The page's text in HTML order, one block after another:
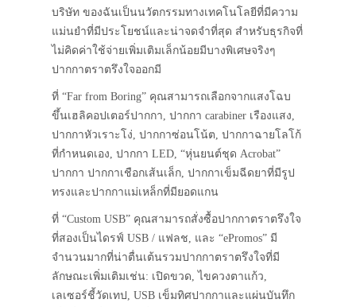
บริษัท ของฉันเป็นนวัตกรรมทางเทคโนโลยีที่มีความ
แม่นยำที่มีประโยชน์และน่าจดจำที่สุด สำหรับธุรกิจที่
ไม่คิดค่าใช้จ่ายเพิ่มเติมเล็กน้อยมีบางพิเศษจริงๆ
ปากกาตราตรึงใจออกมี
ที่ “Far from Boring” คุณสามารถเลือกจากแสงโฉบ
ขึ้นเฮลิคอปเตอร์ปากกา, ปากกา carabiner เรืองแสง,
ปากกาหัวเราะโง่, ปากกาซ่อนโน้ต, ปากกาฉายโลโก้
ที่กำหนดเอง, ปากกา LED, “หุ่นยนต์ชุด Acrobat”
ปากกา ปากกาเชือกเส้นเล็ก, ปากกาเข็มฉีดยาที่มีรูป
ทรงและปากกาแม่เหล็กที่มียอดแกน
ที่ “Custom USB” คุณสามารถสั่งซื้อปากกาตราตรึงใจ
ที่สองเป็นไดรฟ์ USB / แฟลช, และ “ePromos” มี
จำนวนมากที่น่าตื่นเต้นรวมปากกาตราตรึงใจที่มี
ลักษณะเพิ่มเติมเช่น: เปิดขวด, ไขควงตาแก้ว,
เลเซอร์ชี้วัดเทป, USB เข็มทิศปากกาและแผ่นบันทึก